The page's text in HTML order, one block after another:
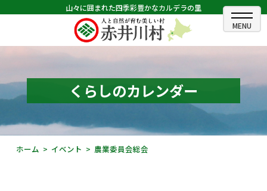
山々に囲まれた四季彩豊かなカルデラの里
ホーム
むらのできごと
むらのプロフィール
くらしの情報
くらしのカレンダー
ホーム イベント 農業委員会総会